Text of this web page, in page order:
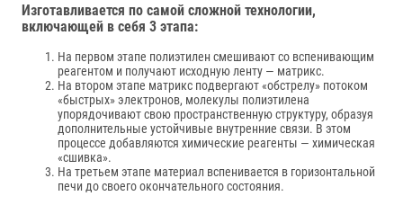
Изготавливается по самой сложной технологии,
включающей в себя 3 этапа:
На первом этапе полиэтилен смешивают со вспенивающим
реагентом и получают исходную ленту — матрикс.
На втором этапе матрикс подвергают «обстрелу» потоком
«быстрых» электронов, молекулы полиэтилена
упорядочивают свою пространственную структуру, образуя
дополнительные устойчивые внутренние связи. В этом
процессе добавляются химические реагенты — химическая
«сшивка».
На третьем этапе материал вспенивается в горизонтальной
печи до своего окончательного состояния.